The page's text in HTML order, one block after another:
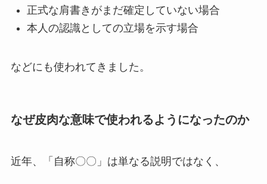
正式な肩書きがまだ確定していない場合
本人の認識としての立場を示す場合
などにも使われてきました。
なぜ皮肉な意味で使われるようになったのか
近年、「自称〇〇」は単なる説明ではなく、